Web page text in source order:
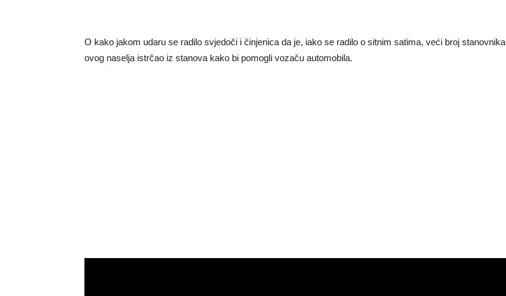
O kako jakom udaru se radilo svjedoči i činjenica da je, iako se radilo o sitnim satima, veći broj stanovnika
ovog naselja istrčao iz stanova kako bi pomogli vozaču automobila.